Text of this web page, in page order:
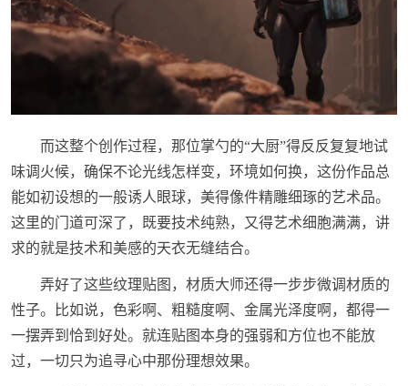
而这整个创作过程，那位掌勺的“大厨”得反反复复地试
味调火候，确保不论光线怎样变，环境如何换，这份作品总
能如初设想的一般诱人眼球，美得像件精雕细琢的艺术品。
这里的门道可深了，既要技术纯熟，又得艺术细胞满满，讲
求的就是技术和美感的天衣无缝结合。
弄好了这些纹理贴图，材质大师还得一步步微调材质的
性子。比如说，色彩啊、粗糙度啊、金属光泽度啊，都得一
一摆弄到恰到好处。就连贴图本身的强弱和方位也不能放
过，一切只为追寻心中那份理想效果。